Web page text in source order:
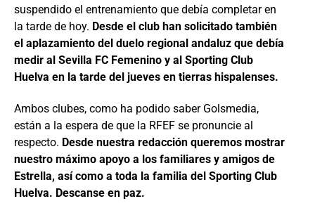
suspendido el entrenamiento que debía completar en
la tarde de hoy. Desde el club han solicitado también
el aplazamiento del duelo regional andaluz que debía
medir al Sevilla FC Femenino y al Sporting Club
Huelva en la tarde del jueves en tierras hispalenses.
Ambos clubes, como ha podido saber Golsmedia,
están a la espera de que la RFEF se pronuncie al
respecto. Desde nuestra redacción queremos mostrar
nuestro máximo apoyo a los familiares y amigos de
Estrella, así como a toda la familia del Sporting Club
Huelva. Descanse en paz.